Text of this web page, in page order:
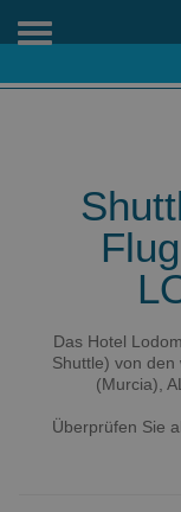
Toggle
Das Hotel
Shuttle) von
(Murcia),
Überprüfen Sie